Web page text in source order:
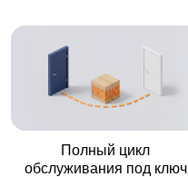
Полный цикл
обслуживания под ключ